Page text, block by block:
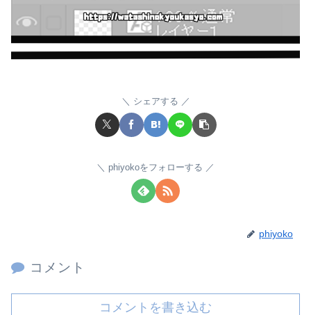
シェアする
phiyokoをフォローする
phiyoko
コメント
コメントを書き込む